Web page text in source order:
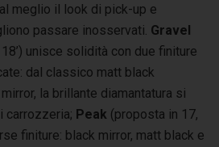
meglio il look di pick-up e
passare inosservati. Gravel
unisce solidità con due finiture
dal classico matt black
la brillante diamantatura si
carrozzeria; Peak (proposta in 17,
finiture: black mirror, matt black e